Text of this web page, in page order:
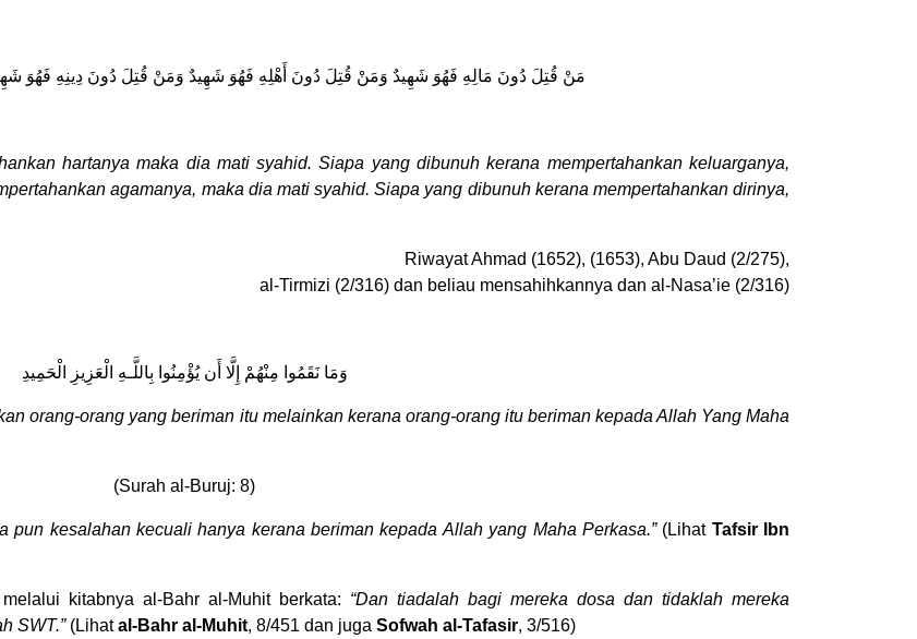
مَنْ قُتِلَ دُونَ مَالِهِ فَهُوَ شَهِيدٌ وَمَنْ قُتِلَ دُونَ أَهْلِهِ فَهُوَ شَهِيدٌ وَمَنْ قُتِلَ دُونَ دِينِهِ فَهُوَ
hartanya maka dia mati syahid. Siapa yang dibunuh kerana mempertahankan keluarganya,
agamanya, maka dia mati syahid. Siapa yang dibunuh kerana mempertahankan dirinya,
Riwayat Ahmad (1652), (1653), Abu Daud (2/275),
al-Tirmizi (2/316) dan beliau mensahihkannya dan al-Nasa’ie (2/316)
وَمَا نَقَمُوا مِنْهُمْ إِلَّا أَن يُؤْمِنُوا بِاللَّـهِ الْعَزِيزِ الْحَمِيدِ
orang-orang yang beriman itu melainkan kerana orang-orang itu beriman kepada Allah Yang Maha
(Surah al-Buruj: 8)
pun kesalahan kecuali hanya kerana beriman kepada Allah yang Maha Perkasa.” (Lihat Tafsir Ibn
kitabnya al-Bahr al-Muhit berkata: “Dan tiadalah bagi mereka dosa dan tidaklah mereka
SWT.”(Lihatal-Bahr al-Muhit, 8/451 dan juga Sofwah al-Tafasir, 3/516)